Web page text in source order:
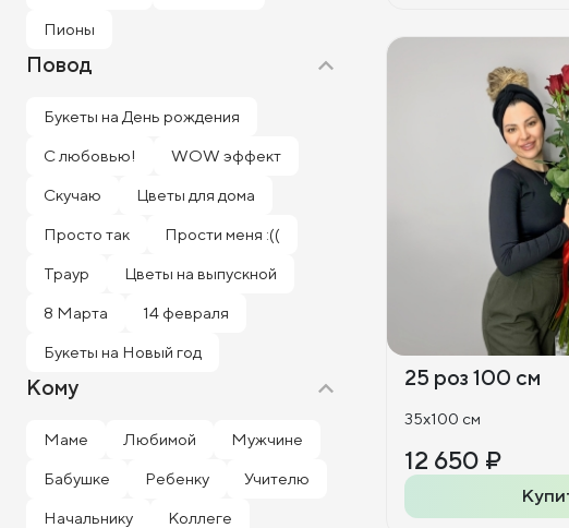
Пионы
Повод
Букеты на День рождения
С любовью! WOW эффект
Скучаю Цветы для дома
Просто так Прости меня :((
Траур Цветы на выпускной
8 Марта 14 февраля
Букеты на Новый год
Кому
Маме Любимой Мужчине
Бабушке Ребенку Учителю
Начальнику Коллеге
25 роз 100 см
35x100 см
12 650 ₽